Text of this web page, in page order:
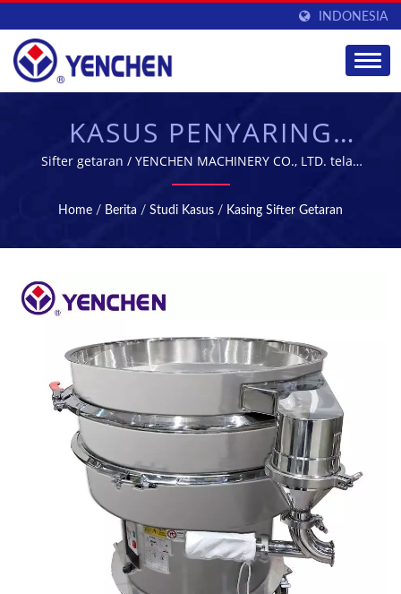
INDONESIA
KASUS PENYARING
GETARAN | PERALATAN
MANUFAKTUR &
PENGOLAHAN FARMASI
Sifter getaran / YENCHEN MACHINERY CO., LTD. telah
mengkhususkan diri dalam memproduksi Mesin
Farmasi selama 60 tahun.
Home / Berita / Studi Kasus / Kasing Sifter Getaran